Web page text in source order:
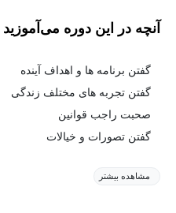
آنچه در این دوره می‌آموزید
گفتن برنامه ها و اهداف آینده
گفتن تجربه های مختلف زندگی
صحبت راجب قوانین
گفتن تصورات و خیالات
مشاهده بیشتر